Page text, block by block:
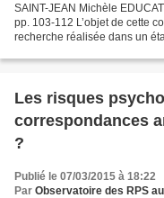
SAINT-JEAN Michèle
pp. 103-112 L’objet de cette
recherche réalisée dans un
Les risques
correspondances
?
Publié le 07/03/2015 à 18:22
Par Observatoire des RPS